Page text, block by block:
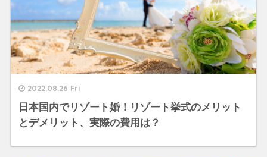
2022.08.26 Fri
日本国内でリゾート婚！リゾート挙式のメリット
とデメリット、実際の費用は？